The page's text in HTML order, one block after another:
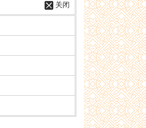
关闭